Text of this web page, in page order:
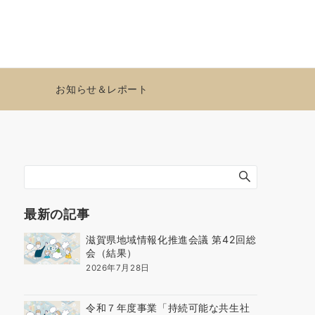
お知らせ＆レポート
最新の記事
滋賀県地域情報化推進会議 第42回総
会（結果）
2026年7月28日
令和７年度事業「持続可能な共生社